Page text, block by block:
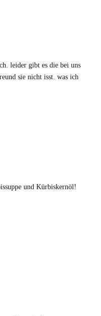
leider gibt es die bei uns
sie nicht isst. was ich
und Kürbiskernöl!